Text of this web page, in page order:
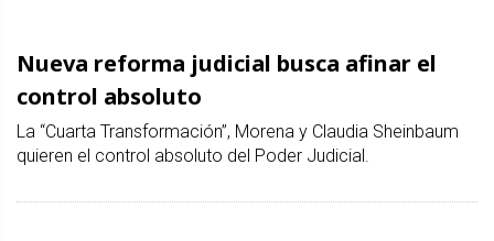
Nueva reforma judicial busca afinar el
control absoluto
La “Cuarta Transformación”, Morena y Claudia Sheinbaum
quieren el control absoluto del Poder Judicial.